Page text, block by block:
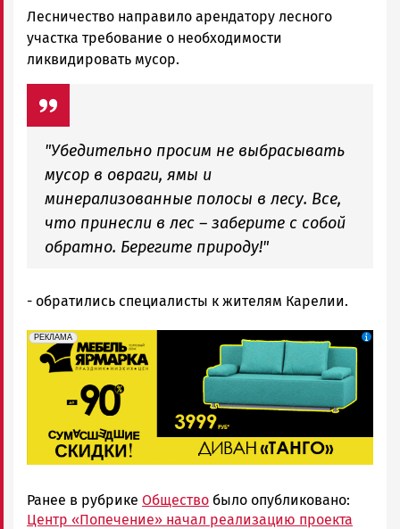
Лесничество направило арендатору лесного
участка требование о необходимости
ликвидировать мусор.
"Убедительно просим не выбрасывать
мусор в овраги, ямы и
минерализованные полосы в лесу. Все,
что принесли в лес – заберите с собой
обратно. Берегите природу!"
- обратились специалисты к жителям Карелии.
erid: 2SDnjeFymr3
РЕКЛАМА
Реклама
Ранее в рубрике Общество было опубликовано:
Центр «Попечение» начал реализацию проекта